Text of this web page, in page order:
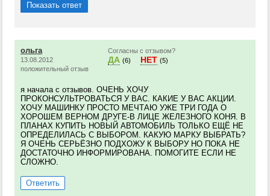
Показать ответ
ольга
13.08.2012
положительный отзыв
Согласны с отзывом?
ДА (6) НЕТ (5)
я начала с отзывов. ОЧЕНЬ ХОЧУ
ПРОКОНСУЛЬТРОВАТЬСЯ У ВАС. КАКИЕ У ВАС АКЦИИ.
ХОЧУ МАШИНКУ ПРОСТО МЕЧТАЮ УЖЕ ТРИ ГОДА О
ХОРОШЕМ ВЕРНОМ ДРУГЕ-В ЛИЦЕ ЖЕЛЕЗНОГО КОНЯ. В
ПЛАНАХ КУПИТЬ НОВЫЙ АВТОМОБИЛЬ ТОЛЬКО ЕЩЁ НЕ
ОПРЕДЕЛИЛАСЬ С ВЫБОРОМ. КАКУЮ МАРКУ ВЫБРАТЬ?
Я ОЧЕНЬ СЕРЬЁЗНО ПОДХОЖУ К ВЫБОРУ НО ПОКА НЕ
ДОСТАТОЧНО ИНФОРМИРОВАНА. ПОМОГИТЕ ЕСЛИ НЕ
СЛОЖНО.
Ответить